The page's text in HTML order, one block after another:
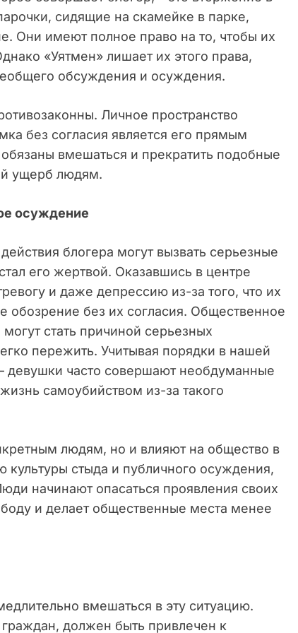
сидящие на скамейке в парке,
Они имеют полное право на то, чтобы их
«Уятмен» лишает их этого права,
обсуждения и осуждения.
Личное пространство
без согласия является его прямым
вмешаться и прекратить подобные
ущерб людям.
осуждение
блогера могут вызвать серьезные
его жертвой. Оказавшись в центре
и даже депрессию из-за того, что их
обозрение без их согласия. Общественное
стать причиной серьезных
пережить. Учитывая порядки в нашей
девушки часто совершают необдуманные
самоубийством из-за такого
людям, но и влияют на общество в
стыда и публичного осуждения,
начинают опасаться проявления своих
и делает общественные места менее
вмешаться в эту ситуацию.
должен быть привлечен к